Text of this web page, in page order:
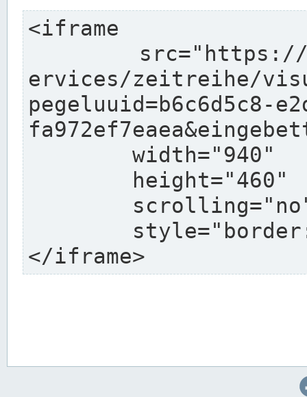
<iframe
ervices/zeitreihe/
pegeluuid=b6c6d5c8-
</iframe>